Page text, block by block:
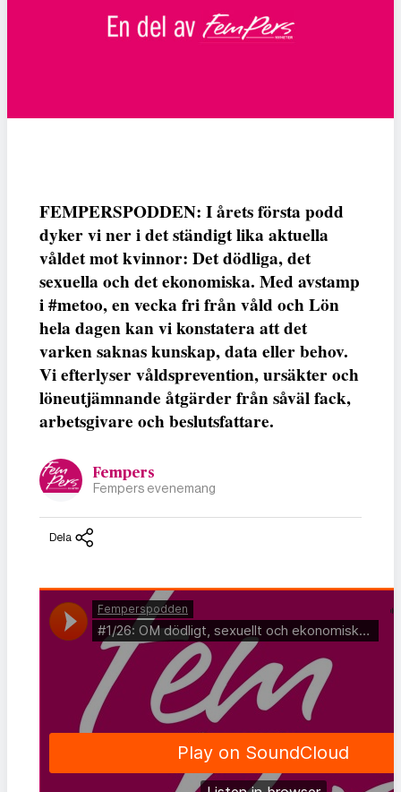
FEMPERSPODDEN: I årets första podd
dyker vi ner i det ständigt lika aktuella
våldet mot kvinnor: Det dödliga, det
sexuella och det ekonomiska. Med avstamp
i #metoo, en vecka fri från våld och Lön
hela dagen kan vi konstatera att det
varken saknas kunskap, data eller behov.
Vi efterlyser våldsprevention, ursäkter och
löneutjämnande åtgärder från såväl fack,
arbetsgivare och beslutsfattare.
Fempers
Fempers evenemang
Dela